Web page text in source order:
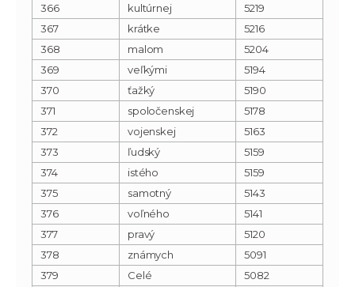
366
kultúrnej
5219
367
krátke
5216
368
malom
5204
369
veľkými
5194
370
ťažký
5190
371
spoločenskej
5178
372
vojenskej
5163
373
ľudský
5159
374
istého
5159
375
samotný
5143
376
voľného
5141
377
pravý
5120
378
známych
5091
379
Celé
5082